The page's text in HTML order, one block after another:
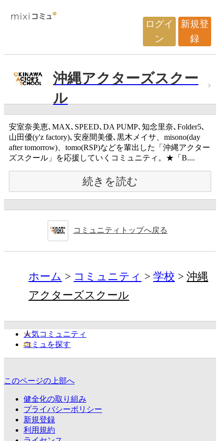
ログイ
ン
新規登
録
沖縄アクターズスクー
ル
安室奈美恵､MAX､SPEED､DA PUMP､知念里奈､Folder5､
山田優(y'z factory)､安座間美優､黒木メイサ、misono(day
after tomorrow)、tomo(RSP)などを輩出した「沖縄アクター
ズスクール」を応援していくコミュニティ。★「B....
続きを読む
コミュニティトップへ戻る
ホーム コミュニティ 学校
沖縄
アクターズスクール
人気コミュニティ
コミュを探す
このページの上部へ
健全化の取り組み
プライバシーポリシー
新規登録
利用規約